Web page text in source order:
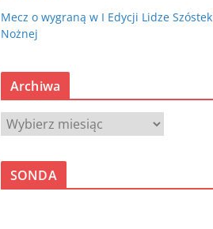
Mecz o wygraną w I Edycji Lidze Szóstek
Nożnej
Archiwa
A
c
SONDA